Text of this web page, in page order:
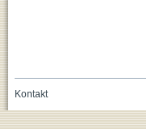
Kontakt